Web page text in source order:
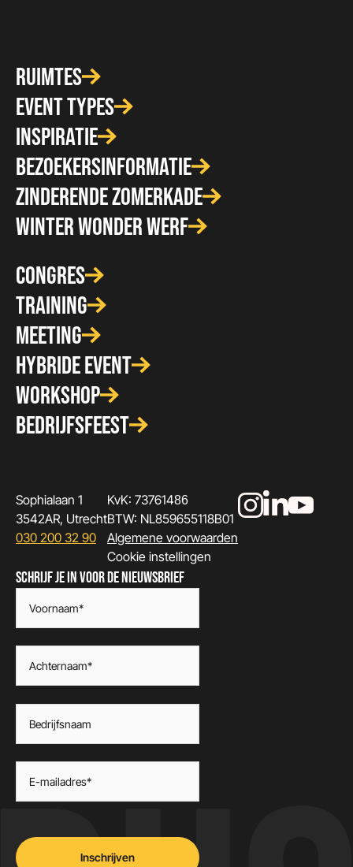
RUIMTES
EVENT TYPES
INSPIRATIE
BEZOEKERSINFORMATIE
ZINDERENDE ZOMERKADE
WINTER WONDER WERF
CONGRES
TRAINING
MEETING
HYBRIDE EVENT
WORKSHOP
BEDRIJFSFEEST
Sophialaan 1
3542AR, Utrecht
030 200 32 90
KvK: 73761486
BTW: NL859655118B01
Algemene voorwaarden
Cookie instellingen
SCHRIJF JE IN VOOR DE NIEUWSBRIEF